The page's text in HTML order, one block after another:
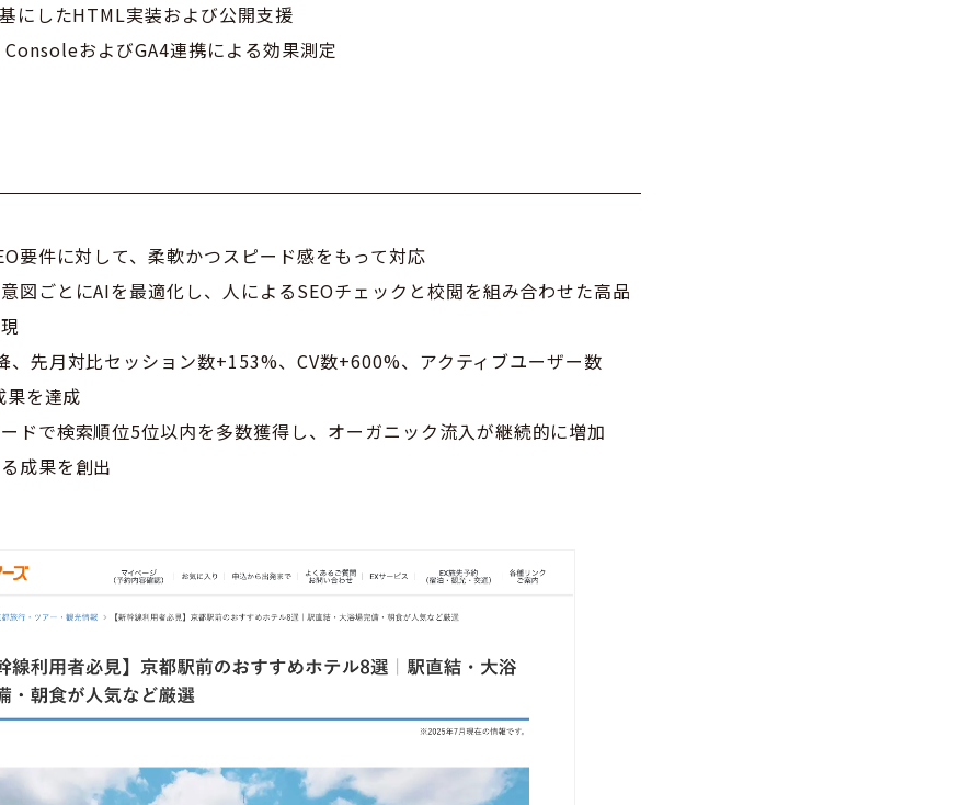
にしたHTML実装および公開支援
およびGA4連携による効果測定
要件に対して、柔軟かつスピード感をもって対応
図ごとにAIを最適化し、人によるSEOチェックと校閲を組み合わせた高品
、先月対比セッション数+153%、CV数+600%、アクティブユーザー数
を達成
ドで検索順位5位以内を多数獲得し、オーガニック流入が継続的に増加
成果を創出